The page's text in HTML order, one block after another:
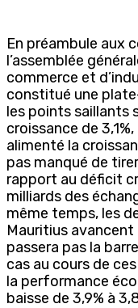
En préambule aux
l’assemblée
commerce et
constitué une
les points saillants
croissance de
alimenté la
pas manqué de
rapport au déficit
milliards des
même temps, les
Mauritius avancent
passera pas la
cas au cours de
la performance
baisse de 3,9% à